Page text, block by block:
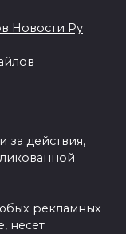
Новости Ру
за действия,
рекламных
несет